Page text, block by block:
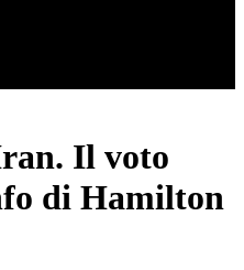
Il voto
di Hamilton